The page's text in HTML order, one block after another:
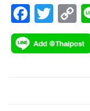
F
ac
e
T
wi
tt
C
o
p